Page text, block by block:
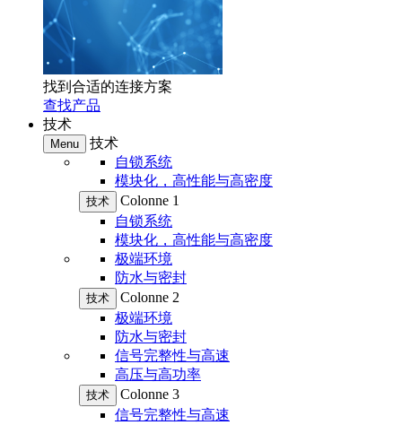
找到合适的连接方案
查找产品
技术
Menu
技术
自锁系统
模块化，高性能与高密度
技术
Colonne 1
自锁系统
模块化，高性能与高密度
极端环境
防水与密封
技术
Colonne 2
极端环境
防水与密封
信号完整性与高速
高压与高功率
技术
Colonne 3
信号完整性与高速